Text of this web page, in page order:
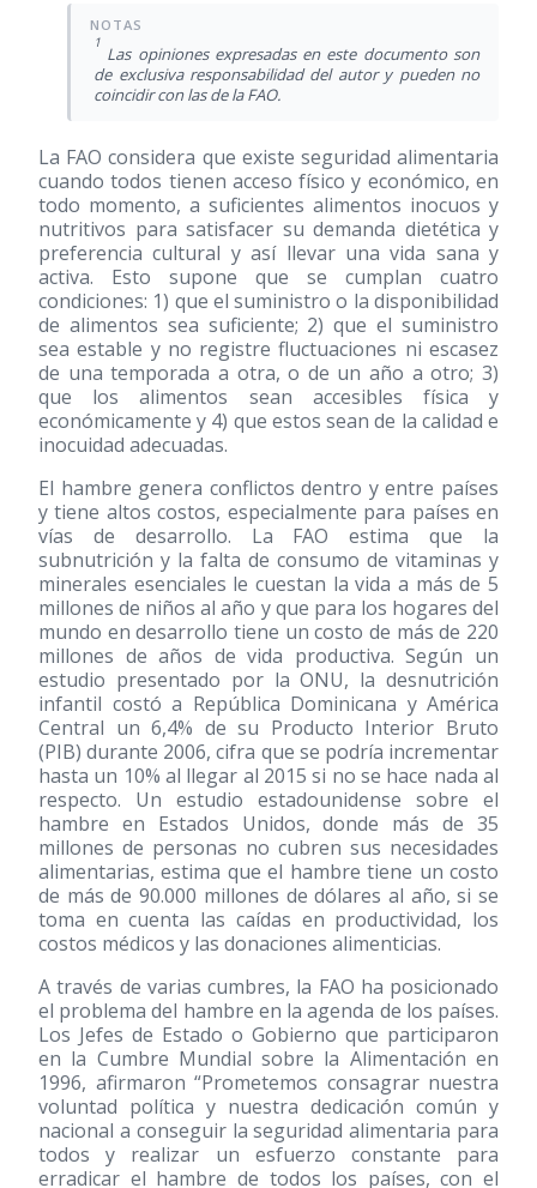
1
Las opiniones expresadas en este documento son
de exclusiva responsabilidad del autor y pueden no
coincidir con las de la FAO.
La FAO considera que existe seguridad alimentaria
cuando todos tienen acceso físico y económico, en
todo momento, a suficientes alimentos inocuos y
nutritivos para satisfacer su demanda dietética y
preferencia cultural y así llevar una vida sana y
activa. Esto supone que se cumplan cuatro
condiciones: 1) que el suministro o la disponibilidad
de alimentos sea suficiente; 2) que el suministro
sea estable y no registre fluctuaciones ni escasez
de una temporada a otra, o de un año a otro; 3)
que los alimentos sean accesibles física y
económicamente y 4) que estos sean de la calidad e
inocuidad adecuadas.
El hambre genera conflictos dentro y entre países
y tiene altos costos, especialmente para países en
vías de desarrollo. La FAO estima que la
subnutrición y la falta de consumo de vitaminas y
minerales esenciales le cuestan la vida a más de 5
millones de niños al año y que para los hogares del
mundo en desarrollo tiene un costo de más de 220
millones de años de vida productiva. Según un
estudio presentado por la ONU, la desnutrición
infantil costó a República Dominicana y América
Central un 6,4% de su Producto Interior Bruto
(PIB) durante 2006, cifra que se podría incrementar
hasta un 10% al llegar al 2015 si no se hace nada al
respecto. Un estudio estadounidense sobre el
hambre en Estados Unidos, donde más de 35
millones de personas no cubren sus necesidades
alimentarias, estima que el hambre tiene un costo
de más de 90.000 millones de dólares al año, si se
toma en cuenta las caídas en productividad, los
costos médicos y las donaciones alimenticias.
A través de varias cumbres, la FAO ha posicionado
el problema del hambre en la agenda de los países.
Los Jefes de Estado o Gobierno que participaron
en la Cumbre Mundial sobre la Alimentación en
1996, afirmaron “Prometemos consagrar nuestra
voluntad política y nuestra dedicación común y
nacional a conseguir la seguridad alimentaria para
todos y realizar un esfuerzo constante para
erradicar el hambre de todos los países, con el